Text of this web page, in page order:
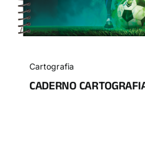
Cartografia
CADERNO